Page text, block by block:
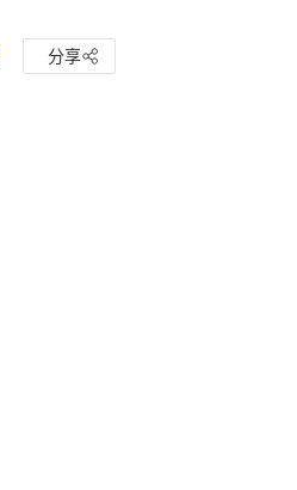
分享